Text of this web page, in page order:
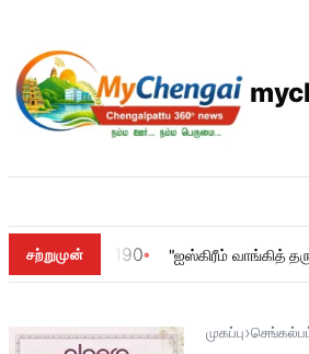
சற்றுமுன் 190 "ஐஸ்கிரீம் வாங்கித்
முகப்பு›